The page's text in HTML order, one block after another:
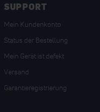
SUPPORT
Mein Kundenkonto
Status der Bestellung
Mein Gerät ist defekt
Versand
Garantieregistrierung